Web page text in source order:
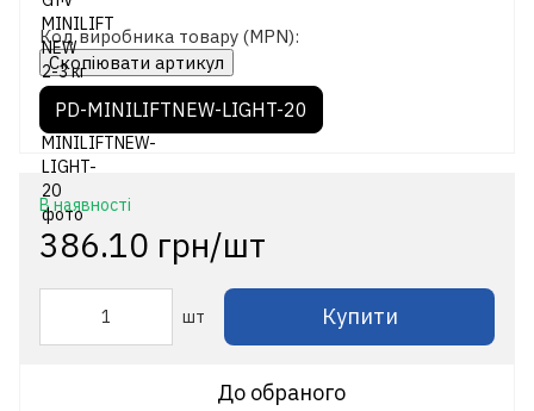
Код виробника товару (MPN):
Скопіювати артикул
PD-MINILIFTNEW-LIGHT-20
В наявності
386.10 грн/шт
шт Купити
До обраного